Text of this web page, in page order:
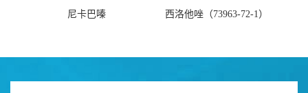
尼卡巴嗪 西洛他唑（73963-72-1）